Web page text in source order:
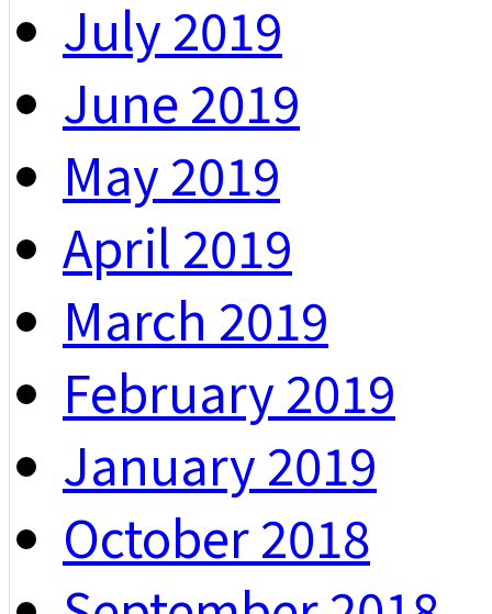
July 2019
June 2019
May 2019
April 2019
March 2019
February 2019
January 2019
October 2018